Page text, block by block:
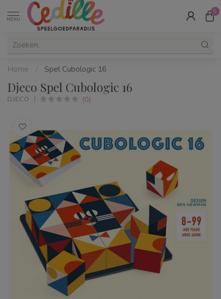
MENU
0
Home / Spel Cubologic 16
Djeco Spel Cubologic 16
DJECO (0)